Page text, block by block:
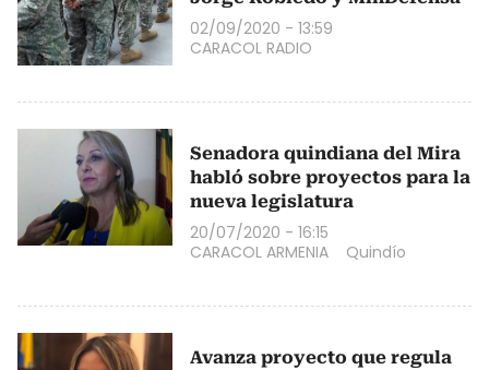
02/09/2020 - 13:59
CARACOL RADIO
Senadora quindiana del Mira
habló sobre proyectos para la
nueva legislatura
20/07/2020 - 16:15
CARACOL ARMENIA
Quindío
Avanza proyecto que regula